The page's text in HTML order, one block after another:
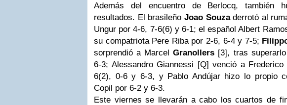
Además del encuentro de Berlocq, también
resultados. El brasileño Joao Souzaderrotó al
Ungur por 4-6, 7-6(6) y 6-1; el español Albert
su compatriota Pere Riba por 2-6, 6-4 y 7-5;
sorprendió a MarcelGranollers [3], tras
6-3; Alessandro Giannessi [Q] venció a
6(2), 0-6 y 6-3, y Pablo Andújar hizo lo propio
Copil por 6-2 y 6-3.
Este viernes se llevarán a cabo los cuartos de